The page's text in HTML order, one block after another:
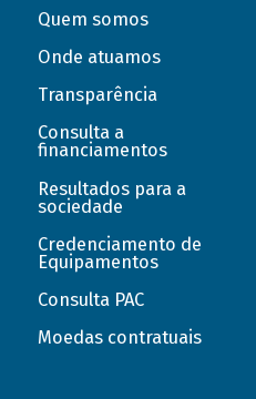
Quem somos
Onde atuamos
Transparência
Consulta a
financiamentos
Resultados para a
sociedade
Credenciamento de
Equipamentos
Consulta PAC
Moedas contratuais